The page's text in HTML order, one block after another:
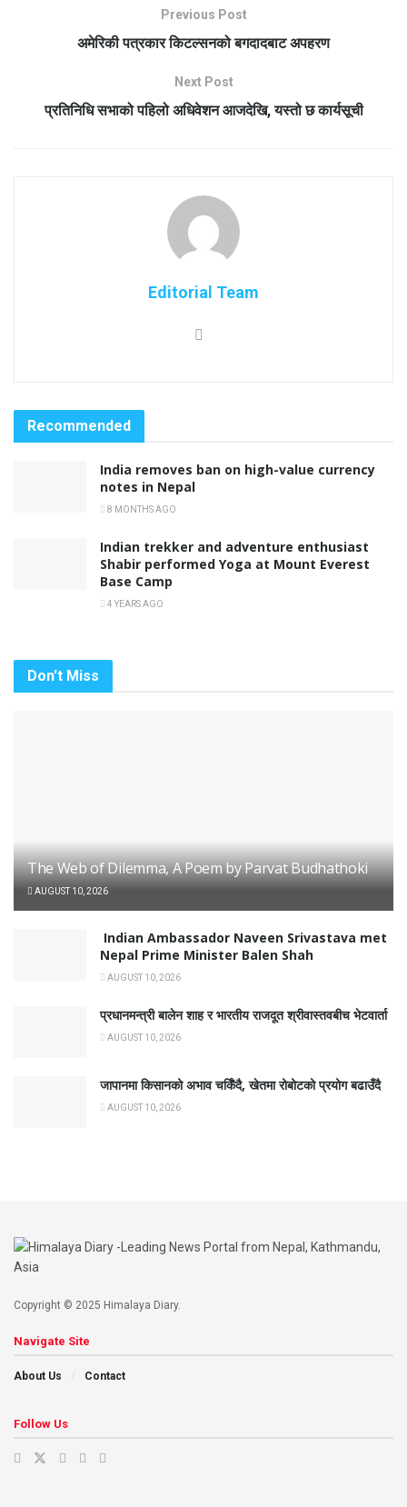
Previous Post
अमेरिकी पत्रकार किटल्सनको बगदादबाट अपहरण
Next Post
प्रतिनिधि सभाको पहिलो अधिवेशन आजदेखि, यस्तो छ कार्यसूची
Editorial Team
Recommended
India removes ban on high-value currency
notes in Nepal
8 MONTHS AGO
Indian trekker and adventure enthusiast
Shabir performed Yoga at Mount Everest
Base Camp
4 YEARS AGO
Don't Miss
The Web of Dilemma, A Poem by Parvat Budhathoki
AUGUST 10, 2026
Indian Ambassador Naveen Srivastava met
Nepal Prime Minister Balen Shah
AUGUST 10, 2026
प्रधानमन्त्री बालेन शाह र भारतीय राजदूत श्रीवास्तवबीच भेटवार्ता
AUGUST 10, 2026
जापानमा किसानको अभाव चर्किँदै, खेतमा रोबोटको प्रयोग बढाउँदै
AUGUST 10, 2026
Copyright © 2025 Himalaya Diary.
Navigate Site
About Us Contact
Follow Us